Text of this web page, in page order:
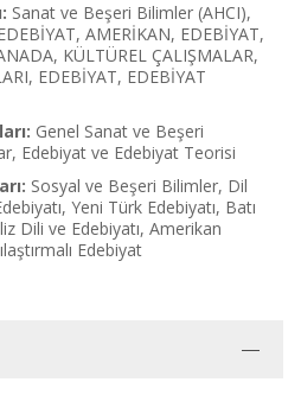
Sanat ve Beşeri Bilimler (AHCI),
AMERİKAN, EDEBİYAT,
KÜLTÜREL ÇALIŞMALAR,
EDEBİYAT, EDEBİYAT
Genel Sanat ve Beşeri
Edebiyat ve Edebiyat Teorisi
Sosyal ve Beşeri Bilimler, Dil
Yeni Türk Edebiyatı, Batı
Dili ve Edebiyatı, Amerikan
Edebiyat